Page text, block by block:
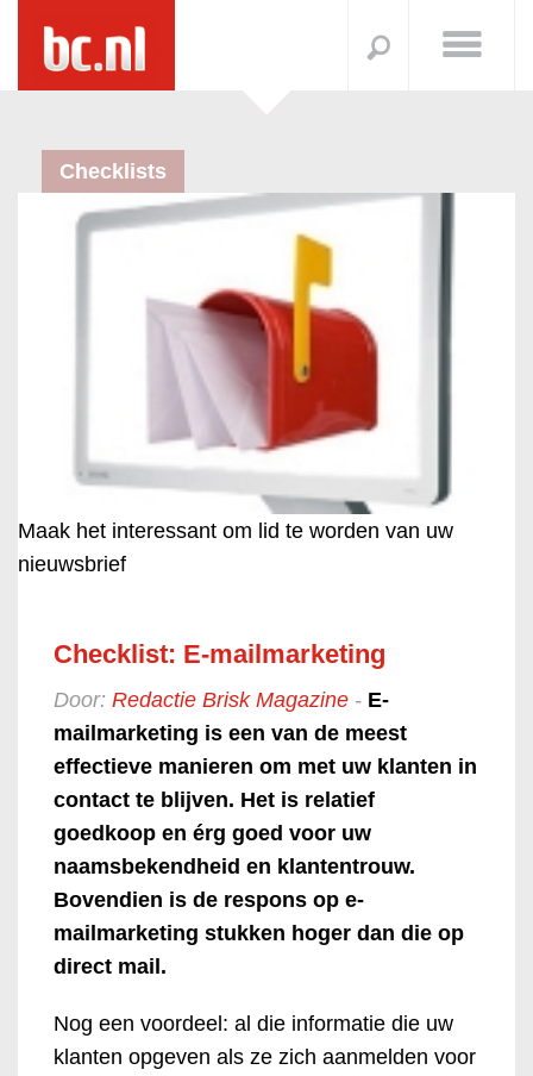
Checklists
Maak het interessant om lid te worden van uw
nieuwsbrief
Checklist: E-mailmarketing
Door: Redactie Brisk Magazine - E-
mailmarketing is een van de meest
effectieve manieren om met uw klanten in
contact te blijven. Het is relatief
goedkoop en érg goed voor uw
naamsbekendheid en klantentrouw.
Bovendien is de respons op e-
mailmarketing stukken hoger dan die op
direct mail.
Nog een voordeel: al die informatie die uw
klanten opgeven als ze zich aanmelden voor